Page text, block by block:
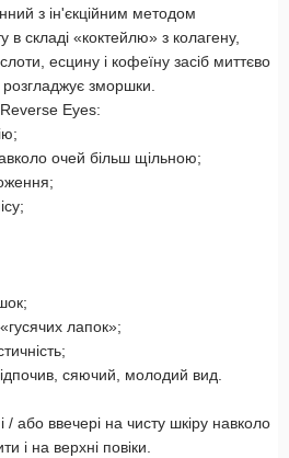
з ін'єкційним методом
в складі «коктейлю» з колагену,
есцину і кофеїну засіб миттєво
зморшки.
Eyes:
очей більш щільною;
лапок»;
сяючий, молодий вид.
/ або ввечері на чисту шкіру навколо
і на верхні повіки.